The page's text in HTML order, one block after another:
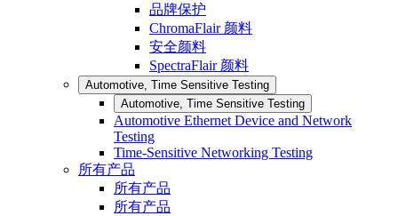
品牌保护
ChromaFlair 颜料
安全颜料
SpectraFlair 颜料
Automotive, Time Sensitive Testing
Automotive, Time Sensitive Testing
Automotive Ethernet Device and Network
Testing
Time-Sensitive Networking Testing
所有产品
所有产品
所有产品